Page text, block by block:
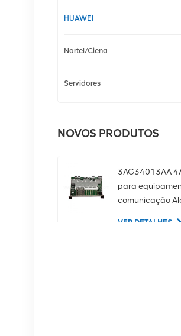
HUAWEI
Nortel/Ciena
Servidores
NOVOS PRODUTOS
3AG34013AA
para
comunicação
VER DETALHES